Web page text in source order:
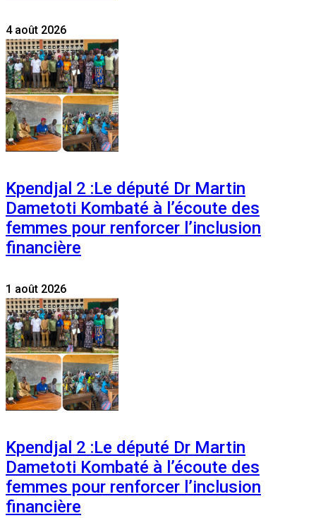
4 août 2026
Kpendjal 2 :Le député Dr Martin
Dametoti Kombaté à l’écoute des
femmes pour renforcer l’inclusion
financière
1 août 2026
Kpendjal 2 :Le député Dr Martin
Dametoti Kombaté à l’écoute des
femmes pour renforcer l’inclusion
financière